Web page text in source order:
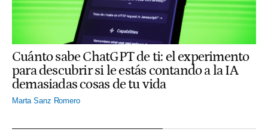
Cuánto sabe ChatGPT de ti: el experimento
para descubrir si le estás contando a la IA
demasiadas cosas de tu vida
Marta Sanz Romero